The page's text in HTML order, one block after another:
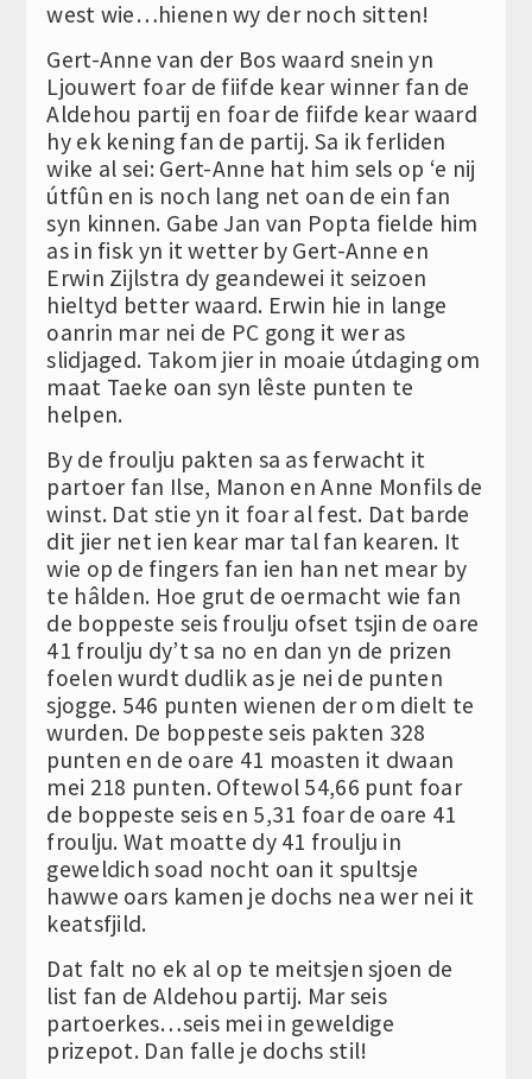
west wie…hienen wy der noch sitten!
Gert-Anne van der Bos waard snein yn
Ljouwert foar de fiifde kear winner fan de
Aldehou partij en foar de fiifde kear waard
hy ek kening fan de partij. Sa ik ferliden
wike al sei: Gert-Anne hat him sels op ‘e nij
útfûn en is noch lang net oan de ein fan
syn kinnen. Gabe Jan van Popta fielde him
as in fisk yn it wetter by Gert-Anne en
Erwin Zijlstra dy geandewei it seizoen
hieltyd better waard. Erwin hie in lange
oanrin mar nei de PC gong it wer as
slidjaged. Takom jier in moaie útdaging om
maat Taeke oan syn lêste punten te
helpen.
By de froulju pakten sa as ferwacht it
partoer fan Ilse, Manon en Anne Monfils de
winst. Dat stie yn it foar al fest. Dat barde
dit jier net ien kear mar tal fan kearen. It
wie op de fingers fan ien han net mear by
te hâlden. Hoe grut de oermacht wie fan
de boppeste seis froulju ofset tsjin de oare
41 froulju dy’t sa no en dan yn de prizen
foelen wurdt dudlik as je nei de punten
sjogge. 546 punten wienen der om dielt te
wurden. De boppeste seis pakten 328
punten en de oare 41 moasten it dwaan
mei 218 punten. Oftewol 54,66 punt foar
de boppeste seis en 5,31 foar de oare 41
froulju. Wat moatte dy 41 froulju in
geweldich soad nocht oan it spultsje
hawwe oars kamen je dochs nea wer nei it
keatsfjild.
Dat falt no ek al op te meitsjen sjoen de
list fan de Aldehou partij. Mar seis
partoerkes…seis mei in geweldige
prizepot. Dan falle je dochs stil!